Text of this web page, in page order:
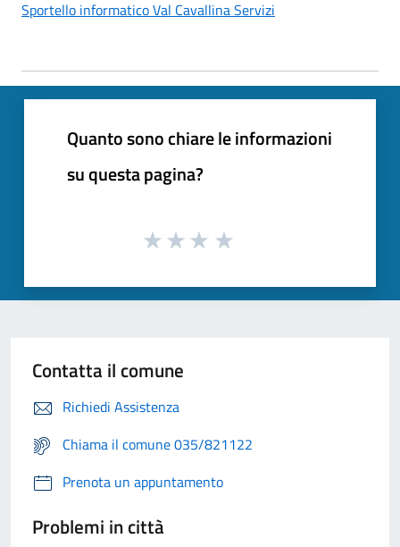
Sportello informatico Val Cavallina Servizi
Quanto sono chiare le informazioni
su questa pagina?
Contatta il comune
Richiedi Assistenza
Chiama il comune 035/821122
Prenota un appuntamento
Problemi in città